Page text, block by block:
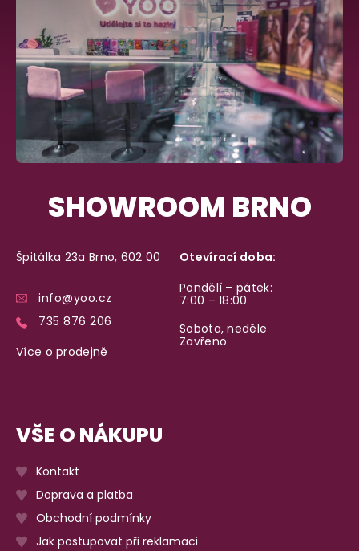
SHOWROOM BRNO
Špitálka 23a Brno, 602 00
info@yoo.cz
735 876 206
Více o prodejně
Otevírací doba:
Pondělí – pátek:
7:00 – 18:00
Sobota, neděle
Zavřeno
VŠE O NÁKUPU
Kontakt
Doprava a platba
Obchodní podmínky
Jak postupovat při reklamaci